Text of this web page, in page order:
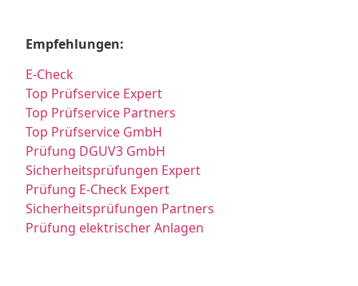
Empfehlungen:
E-Check
Top Prüfservice Expert
Top Prüfservice Partners
Top Prüfservice GmbH
Prüfung DGUV3 GmbH
Sicherheitsprüfungen Expert
Prüfung E-Check Expert
Sicherheitsprüfungen Partners
Prüfung elektrischer Anlagen